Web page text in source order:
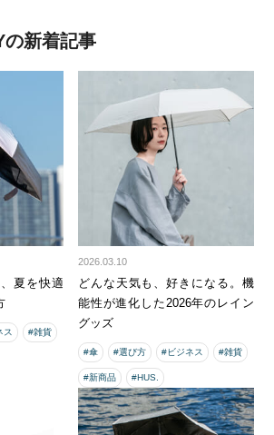
の新着記事
夏を快適
ス #雑貨
2026.03.10
どんな天気も、好きになる。機
能性が進化した2026年のレイン
グッズ
#傘 #選び方 #ビジネス #雑貨
#新商品 #HUS.